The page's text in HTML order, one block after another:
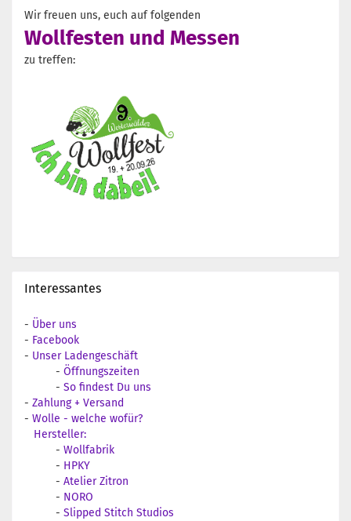
Wir freuen uns, euch auf folgenden
Wollfesten und Messen
zu treffen:
Interessantes
- Über uns
- Facebook
- Unser Ladengeschäft
- Öffnungszeiten
- So findest Du uns
- Zahlung + Versand
- Wolle - welche wofür?
Hersteller:
- Wollfabrik
- HPKY
- Atelier Zitron
- NORO
- Slipped Stitch Studios